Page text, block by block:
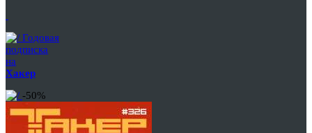
Годовая
подписка
на
Хакер
-50%